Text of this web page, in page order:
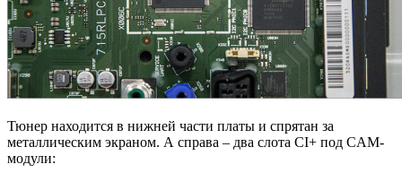
Тюнер находится в нижней части платы и спрятан за
металлическим экраном. А справа – два слота CI+ под CAM-
модули: